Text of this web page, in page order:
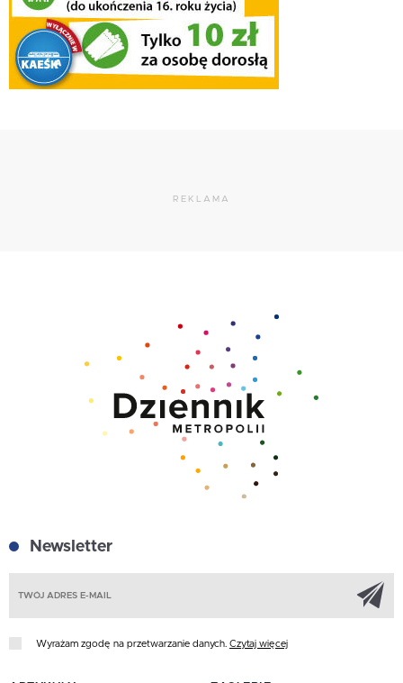
REKLAMA
Newsletter
Wyrażam zgodę na przetwarzanie danych. Czytaj więcej